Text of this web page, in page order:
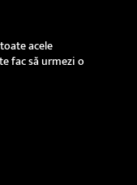
acele
fac să urmezi o